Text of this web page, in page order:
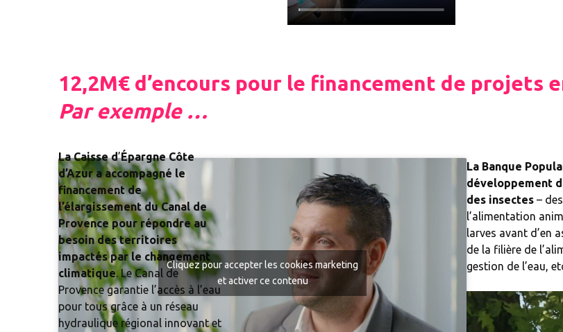
12,2M€ d’encours pour le financement de projets
Par exemple …
La Caisse d’Épargne Côte
d’Azur a accompagné le
financement de
l’élargissement du Canal de
Provence pour répondre au
besoin des territoires
impactés par le changement
climatique. Le Canal de
Provence garantie l’accès à l’eau
pour tous grâce à un réseau
hydraulique régional innovant et
Cliquez pour accepter les cookies marketing
et activer ce contenu
La Banque
développement
des insectes –
l’alimentation
larves avant d’en
de la filière de
gestion de l’eau,